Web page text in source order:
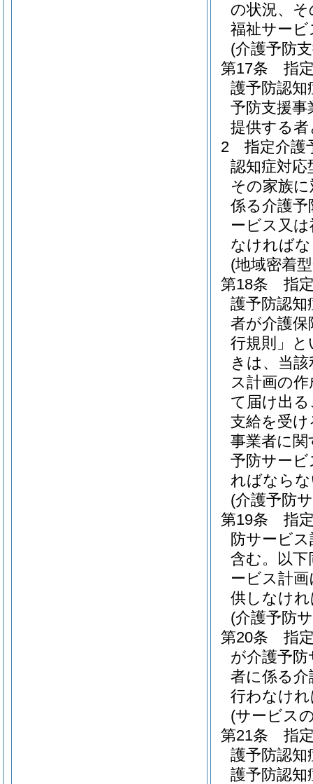
の状況、
福祉サー
(介護予防
第17条
指
護予防認
予防支援
提供する
2
指定介護
認知症対
その家族
係る介護
ービス又
なければ
(地域密着
第18条
指
護予防認知
者が介護保
行規則」と
きは、当
ス計画の
て届け出
支給を受
事業者に
予防サー
ればなら
(介護予防
第19条
指
防サービ
含む。以下
ービス計
供しなけ
(介護予防
第20条
指
が介護予
者に係る
行わなけ
(サービス
第21条
指
護予防認知
護予防認知